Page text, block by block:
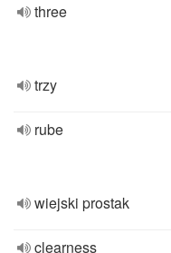
three
trzy
rube
wiejski prostak
clearness